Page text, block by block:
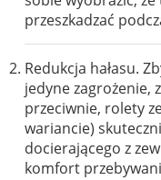
przeszkadzać
Redukcja hałasu.
jedyne zagrożenie,
przeciwnie, rolety
wariancie)
docierającego z
komfort